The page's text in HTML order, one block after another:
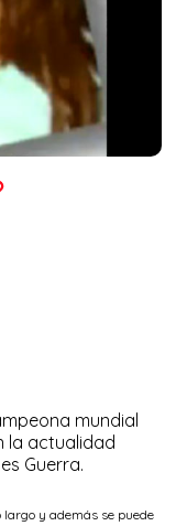
mundial
la actualidad
Guerra.
largo y además se puede